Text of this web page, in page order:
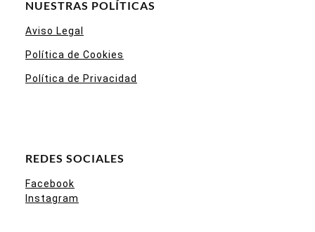
NUESTRAS POLÍTICAS
Aviso Legal
Política de Cookies
Política de Privacidad
REDES SOCIALES
Facebook
Instagram